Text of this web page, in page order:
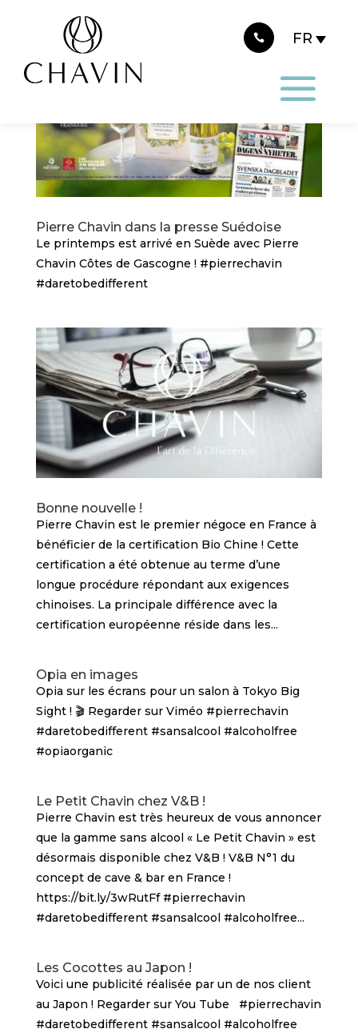
Pierre Chavin dans la presse Suédoise
Le printemps est arrivé en Suède avec Pierre
Chavin Côtes de Gascogne ! #pierrechavin
#daretobedifferent
Bonne nouvelle !
Pierre Chavin est le premier négoce en France à
bénéficier de la certification Bio Chine ! Cette
certification a été obtenue au terme d’une
longue procédure répondant aux exigences
chinoises. La principale différence avec la
certification européenne réside dans les...
Opia en images
Opia sur les écrans pour un salon à Tokyo Big
Sight ! 🎬 Regarder sur Viméo #pierrechavin
#daretobedifferent #sansalcool #alcoholfree
#opiaorganic
Le Petit Chavin chez V&B !
Pierre Chavin est très heureux de vous annoncer
que la gamme sans alcool « Le Petit Chavin » est
désormais disponible chez V&B ! V&B N°1 du
concept de cave & bar en France !
https://bit.ly/3wRutFf #pierrechavin
#daretobedifferent #sansalcool #alcoholfree...
Les Cocottes au Japon !
Voici une publicité réalisée par un de nos client
au Japon ! Regarder sur You Tube #pierrechavin
#daretobedifferent #sansalcool #alcoholfree